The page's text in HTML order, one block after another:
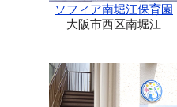
ソフィア南堀江保育園
大阪市西区南堀江